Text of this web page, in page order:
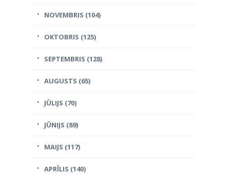
NOVEMBRIS (104)
OKTOBRIS (125)
SEPTEMBRIS (128)
AUGUSTS (65)
JŪLIJS (70)
JŪNIJS (89)
MAIJS (117)
APRĪLIS (140)